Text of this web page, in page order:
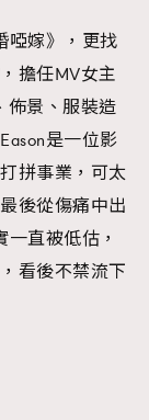
啞嫁》，更找
擔任MV女主
佈景、服裝造
是一位影
拼事業，可太
後從傷痛中出
直被低估，
看後不禁流下